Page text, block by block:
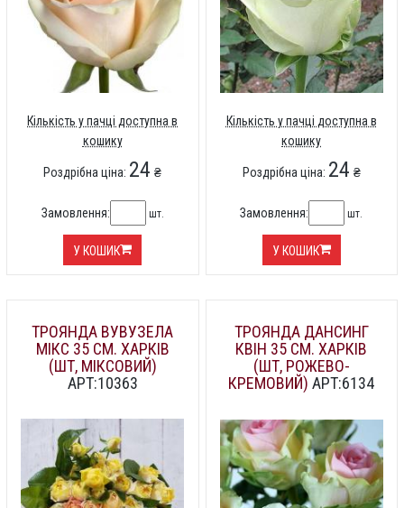
Кількість у пачці доступна в
кошику
Роздрібна ціна: 24 ₴
Замовлення: шт.
У КОШИК
Кількість у пачці доступна в
кошику
Роздрібна ціна: 24 ₴
Замовлення: шт.
У КОШИК
ТРОЯНДА ВУВУЗЕЛА
МІКС 35 СМ. ХАРКІВ
(ШТ, МІКСОВИЙ)
АРТ:10363
ТРОЯНДА ДАНСИНГ
КВІН 35 СМ. ХАРКІВ
(ШТ, РОЖЕВО-
КРЕМОВИЙ) АРТ:6134